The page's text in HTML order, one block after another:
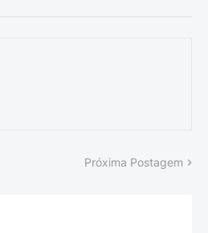
Próxima Postagem